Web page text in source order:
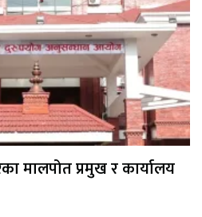
मालपोत प्रमुख र कार्यालय